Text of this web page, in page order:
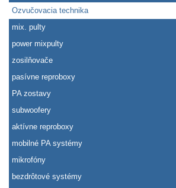
Ozvučovacia technika
mix. pulty
power mixpulty
zosilňovače
pasívne reproboxy
PA zostavy
subwoofery
aktívne reproboxy
mobilné PA systémy
mikrofóny
bezdrôtové systémy